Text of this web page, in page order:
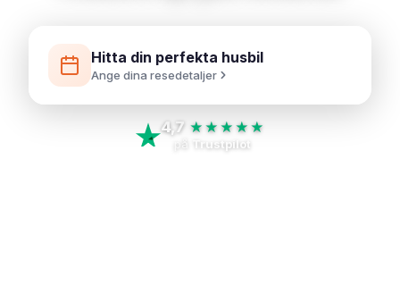
Hitta din perfekta husbil
Ange dina resedetaljer
4,7 ★★★★★
på Trustpilot